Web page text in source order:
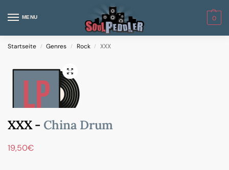
MENU 0
Startseite / Genres / Rock / XXX
XXX - China Drum
19,50€